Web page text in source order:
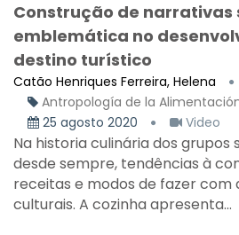
Construção de narrativas
emblemática no
destino turístico
Catão Henriques Ferreira, Helena
Antropología de la
25 agosto 2020
Video
Na historia culinária dos grupos
desde sempre, tendências à
receitas e modos de fazer com
culturais. A cozinha apresenta...